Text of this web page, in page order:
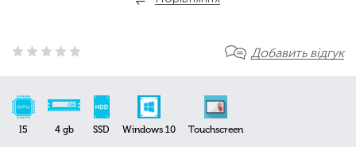
Добавить відгук
I5 4 gb SSD Windows 10 Touchscreen